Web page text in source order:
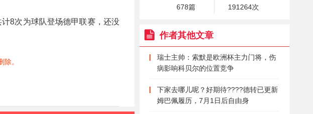
8次为球队登场德甲联赛，还没
。
678篇
191264次
作者其他文章
瑞士主帅：索默是欧洲杯主力门将，伤
病影响科贝尔的位置竞争
下家去哪儿呢？好期待????德转已更新
姆巴佩履历，7月1日后自由身